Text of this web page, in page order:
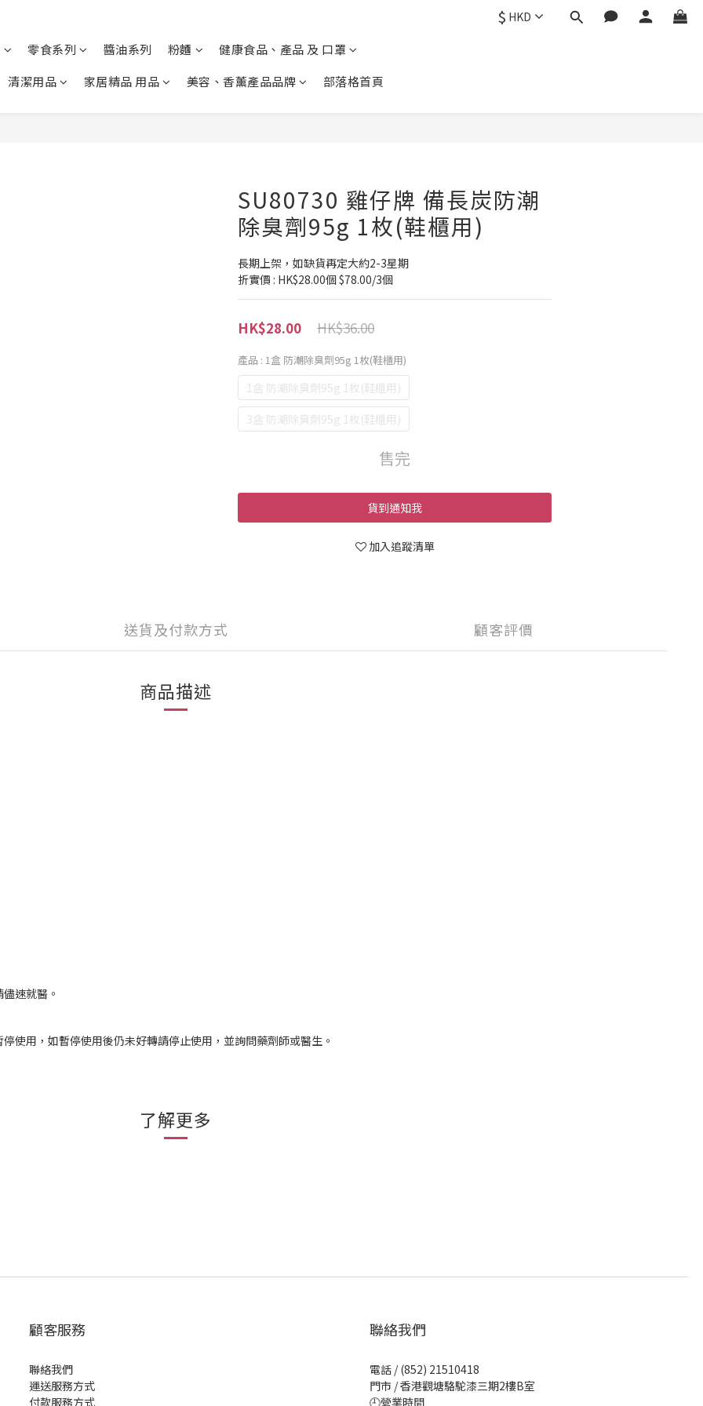
$ HKD
零食系列 醬油系列 粉麵
健康食品、產品 及 口罩
清潔用品
家居精品 用品 美容、香薰產品品牌 部落格首頁
SU80730 雞仔牌 備長炭防潮
除臭劑95g 1枚(鞋櫃用)
長期上架，如缺貨再定大約2-3星期
折實價 : HK$28.00個 $78.00/3個
HK$36.00
HK$28.00
產品 : 1盒 防潮除臭劑95g 1枚(鞋櫃用)
1盒 防潮除臭劑95g 1枚(鞋櫃用)
3盒 防潮除臭劑95g 1枚(鞋櫃用)
售完
貨到通知我
加入追蹤清單
送貨及付款方式 顧客評價
商品描述
速就醫。
使用，如暫停使用後仍未好轉請停止使用，並詢問藥劑師或醫生。
了解更多
顧客服務
聯絡我們
運送服務方式
付款服務方式
聯絡我們
電話 / (852) 21510418
門市 / 香港觀塘駱駝漆三期2樓B室
🕘營業時間